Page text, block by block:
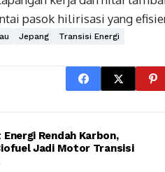
pabrikan otomotif Jepang
industri baterai nikel
kerja dan nilai
pasok hilirisasi yang